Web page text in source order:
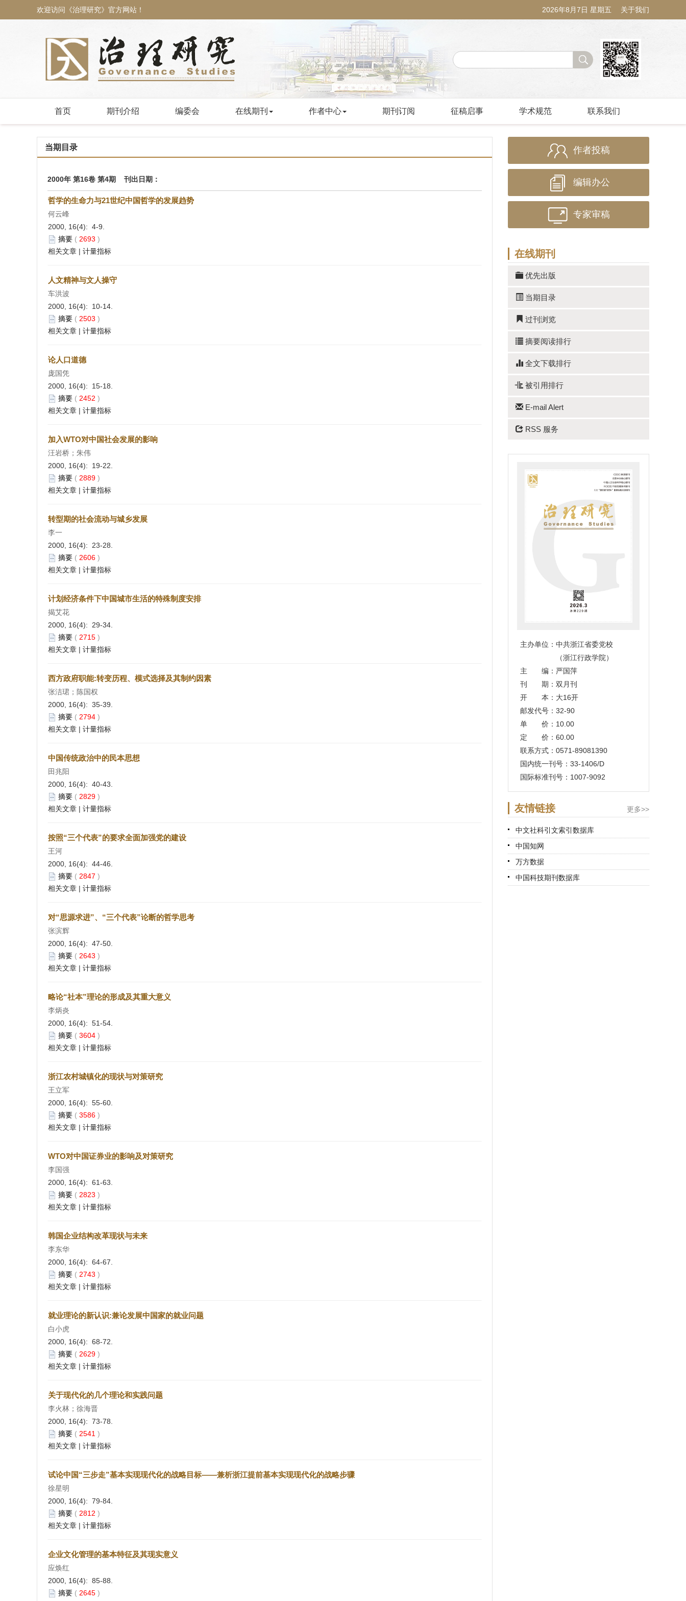
欢迎访问《治理研究》官方网站！ 2026年8月7日 星期五 关于我们
首页 期刊介绍 编委会 在线期刊 作者中心 期刊订阅 征稿启事 学术规范 联系我们
当期目录
2000年 第16卷 第4期 刊出日期：
哲学的生命力与21世纪中国哲学的发展趋势
何云峰
2000, 16(4): 4-9.
摘要 ( 2693 )
相关文章 | 计量指标
人文精神与文人操守
车洪波
2000, 16(4): 10-14.
摘要 ( 2503 )
相关文章 | 计量指标
论人口道德
庞国凭
2000, 16(4): 15-18.
摘要 ( 2452 )
相关文章 | 计量指标
加入WTO对中国社会发展的影响
汪岩桥；朱伟
2000, 16(4): 19-22.
摘要 ( 2889 )
相关文章 | 计量指标
转型期的社会流动与城乡发展
李一
2000, 16(4): 23-28.
摘要 ( 2606 )
相关文章 | 计量指标
计划经济条件下中国城市生活的特殊制度安排
揭艾花
2000, 16(4): 29-34.
摘要 ( 2715 )
相关文章 | 计量指标
西方政府职能:转变历程、模式选择及其制约因素
张洁珺；陈国权
2000, 16(4): 35-39.
摘要 ( 2794 )
相关文章 | 计量指标
中国传统政治中的民本思想
田兆阳
2000, 16(4): 40-43.
摘要 ( 2829 )
相关文章 | 计量指标
按照“三个代表”的要求全面加强党的建设
王河
2000, 16(4): 44-46.
摘要 ( 2847 )
相关文章 | 计量指标
对“思源求进”、“三个代表”论断的哲学思考
张滨辉
2000, 16(4): 47-50.
摘要 ( 2643 )
相关文章 | 计量指标
略论“社本”理论的形成及其重大意义
李炳炎
2000, 16(4): 51-54.
摘要 ( 3604 )
相关文章 | 计量指标
浙江农村城镇化的现状与对策研究
王立军
2000, 16(4): 55-60.
摘要 ( 3586 )
相关文章 | 计量指标
WTO对中国证券业的影响及对策研究
李国强
2000, 16(4): 61-63.
摘要 ( 2823 )
相关文章 | 计量指标
韩国企业结构改革现状与未来
李东华
2000, 16(4): 64-67.
摘要 ( 2743 )
相关文章 | 计量指标
就业理论的新认识:兼论发展中国家的就业问题
白小虎
2000, 16(4): 68-72.
摘要 ( 2629 )
相关文章 | 计量指标
关于现代化的几个理论和实践问题
李火林；徐海晋
2000, 16(4): 73-78.
摘要 ( 2541 )
相关文章 | 计量指标
试论中国“三步走”基本实现现代化的战略目标——兼析浙江提前基本实现现代化的战略步骤
徐星明
2000, 16(4): 79-84.
摘要 ( 2812 )
相关文章 | 计量指标
企业文化管理的基本特征及其现实意义
应焕红
2000, 16(4): 85-88.
摘要 ( 2645 )
作者投稿
编辑办公
专家审稿
在线期刊
优先出版
当期目录
过刊浏览
摘要阅读排行
全文下载排行
被引用排行
E-mail Alert
RSS 服务
主办单位：中共浙江省委党校
（浙江行政学院）
主 编：严国萍
刊 期：双月刊
开 本：大16开
邮发代号：32-90
单 价：10.00
定 价：60.00
联系方式：0571-89081390
国内统一刊号：33-1406/D
国际标准刊号：1007-9092
友情链接 更多>>
中文社科引文索引数据库
中国知网
万方数据
中国科技期刊数据库